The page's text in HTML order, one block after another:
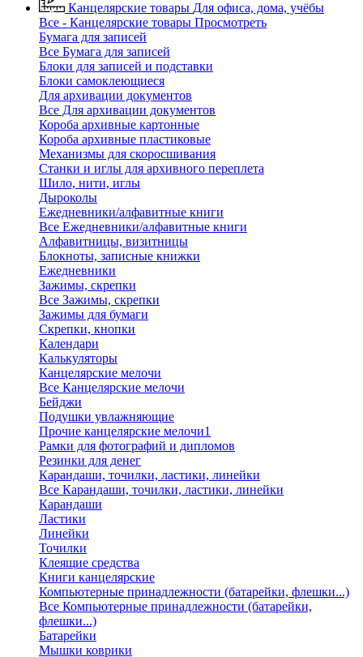
Канцелярские товары Для офиса, дома, учёбы
Все - Канцелярские товары Просмотреть
Бумага для записей
Все Бумага для записей
Блоки для записей и подставки
Блоки самоклеющиеся
Для архивации документов
Все Для архивации документов
Короба архивные картонные
Короба архивные пластиковые
Механизмы для скоросшивания
Станки и иглы для архивного переплета
Шило, нити, иглы
Дыроколы
Ежедневники/алфавитные книги
Все Ежедневники/алфавитные книги
Алфавитницы, визитницы
Блокноты, записные книжки
Ежедневники
Зажимы, скрепки
Все Зажимы, скрепки
Зажимы для бумаги
Скрепки, кнопки
Календари
Калькуляторы
Канцелярские мелочи
Все Канцелярские мелочи
Бейджи
Подушки увлажняющие
Прочие канцелярские мелочи1
Рамки для фотографий и дипломов
Резинки для денег
Карандаши, точилки, ластики, линейки
Все Карандаши, точилки, ластики, линейки
Карандаши
Ластики
Линейки
Точилки
Клеящие средства
Книги канцелярские
Компьютерные принадлежности (батарейки, флешки...)
Все Компьютерные принадлежности (батарейки,
флешки...)
Батарейки
Мышки коврики